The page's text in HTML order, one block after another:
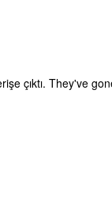
çıktı. They've